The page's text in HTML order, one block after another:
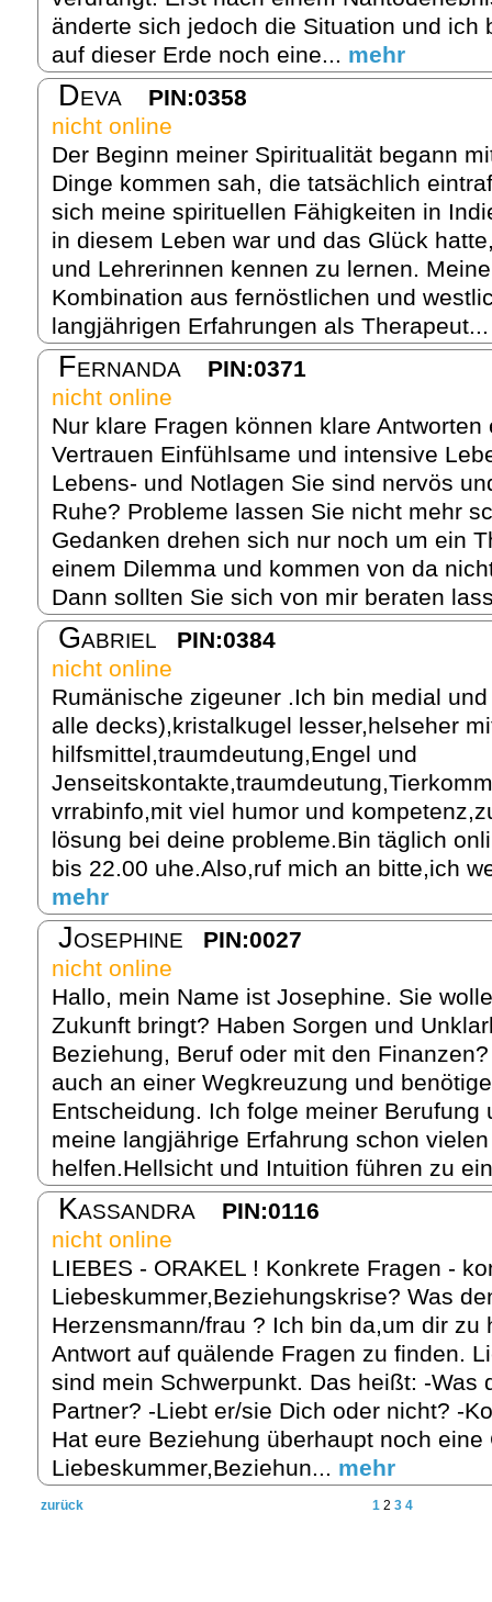
änderte sich jedoch die Situation und ich
auf dieser Erde noch eine... mehr
Deva
PIN:0358
nicht online
Der Beginn meiner Spiritualität begann
Dinge kommen sah, die tatsächlich
sich meine spirituellen Fähigkeiten in
in diesem Leben war und das Glück
und Lehrerinnen kennen zu lernen.
Kombination aus fernöstlichen und
langjährigen Erfahrungen als
Fernanda
PIN:0371
nicht online
Nur klare Fragen können klare
Vertrauen Einfühlsame und intensive
Lebens- und Notlagen Sie sind nervös
Ruhe? Probleme lassen Sie nicht mehr
Gedanken drehen sich nur noch um ein
einem Dilemma und kommen von da
Dann sollten Sie sich von mir beraten
Gabriel
PIN:0384
nicht online
Rumänische zigeuner .Ich bin medial
alle decks),kristalkugel lesser,helseher
hilfsmittel,traumdeutung,Engel und
vrrabinfo,mit viel humor und
lösung bei deine probleme.Bin täglich
bis 22.00 uhe.Also,ruf mich an bitte,ich
mehr
Josephine
PIN:0027
nicht online
Hallo, mein Name ist Josephine. Sie
Zukunft bringt? Haben Sorgen und
Beziehung, Beruf oder mit den
auch an einer Wegkreuzung und
Entscheidung. Ich folge meiner Berufung
meine langjährige Erfahrung schon
helfen.Hellsicht und Intuition führen zu
Kassandra
PIN:0116
nicht online
LIEBES - ORAKEL ! Konkrete Fragen -
Liebeskummer,Beziehungskrise? Was
Herzensmann/frau ? Ich bin da,um dir zu
Antwort auf quälende Fragen zu finden.
sind mein Schwerpunkt. Das heißt: -Was
Partner? -Liebt er/sie Dich oder nicht? -
Hat eure Beziehung überhaupt noch eine
Liebeskummer,Beziehun... mehr
zurück 1 2 3 4